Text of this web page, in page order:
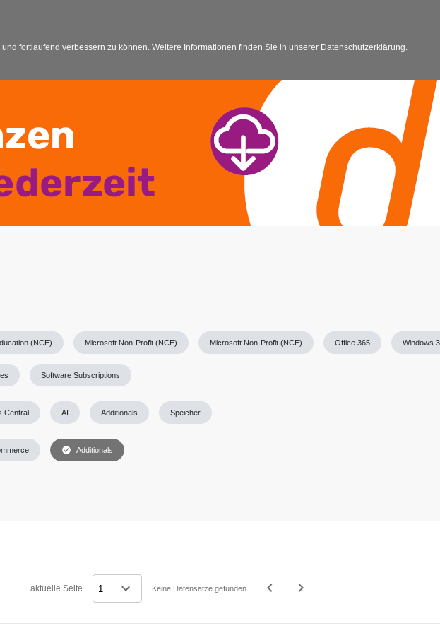
(NCE) Microsoft Non-Profit (NCE) Microsoft Non-Profit (NCE) Office 365 Windows
check_circle Additionals
Central AI Additionals Speicher
Software Subscriptions
aktuelle Seite Keine Datensätze gefunden. navigate_before navigate_next
fortlaufend verbessern zu können. Weitere Informationen finden Sie in unserer Datenschutzerklärung.